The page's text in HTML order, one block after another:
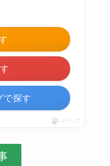
で探す
ポチップ